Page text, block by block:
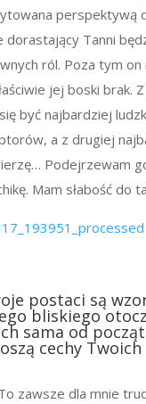
perspektywą
dorastający Tanni
ról. Poza tym on
jej boski brak.
być najbardziej
a z drugiej
Podejrzewam
Mam słabość do
postaci są
bliskiego
sama od
cechy Twoich
zawsze dla mnie